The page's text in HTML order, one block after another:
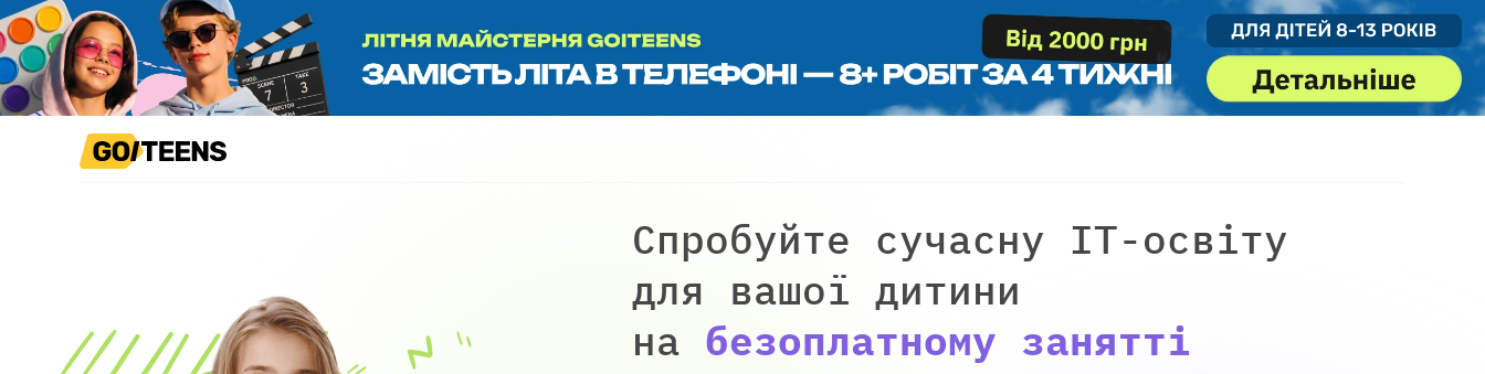
Спробуйте сучасну IT-освіту
для вашої дитини
на безоплатному занятті